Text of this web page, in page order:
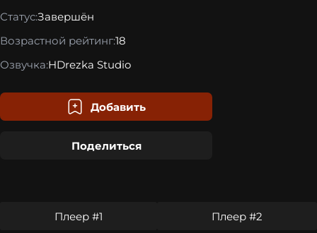
Статус:Завершён
Возрастной рейтинг:18
Озвучка:HDrezka Studio
Добавить
Поделиться
Плеер #1 Плеер #2